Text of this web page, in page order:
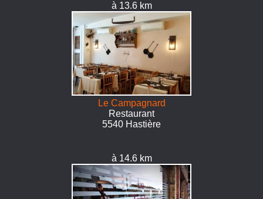
à 13.6 km
Le Campagnard
Restaurant
5540 Hastière
à 14.6 km